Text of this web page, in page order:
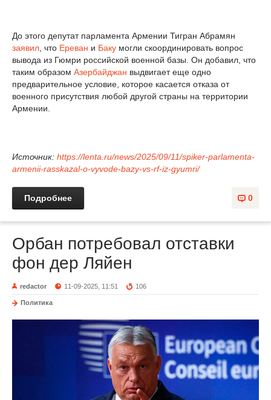
До этого депутат парламента Армении Тигран Абрамян
заявил, что Ереван и Баку могли скоординировать вопрос
вывода из Гюмри российской военной базы. Он добавил, что
таким образом Азербайджан выдвигает еще одно
предварительное условие, которое касается отказа от
военного присутствия любой другой страны на территории
Армении.
Источник: https://lenta.ru/news/2025/09/11/spiker-parlamenta-
armenii-rasskazal-o-vyvode-bazy-vs-rf-iz-gyumri/
0
Подробнее
Орбан потребовал отставки
фон дер Ляйен
redactor 11-09-2025, 11:51 106
Политика